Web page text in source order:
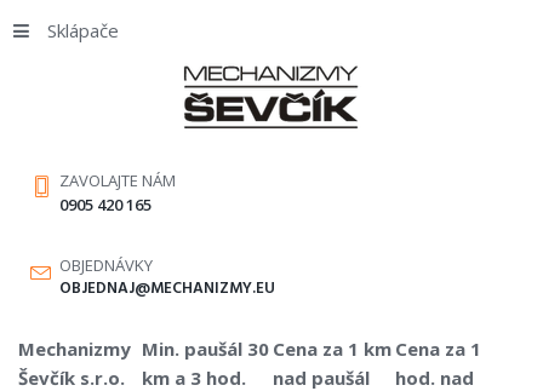
ZAVOLAJTE NÁM
0905 420 165
OBJEDNÁVKY
OBJEDNAJ@MECHANIZMY.EU
Sklápače
Mechanizmy
Ševčík s.r.o.
Min. paušál 30
km a 3 hod.
Cena za 1 km
nad paušál
Cena za 1
hod. nad